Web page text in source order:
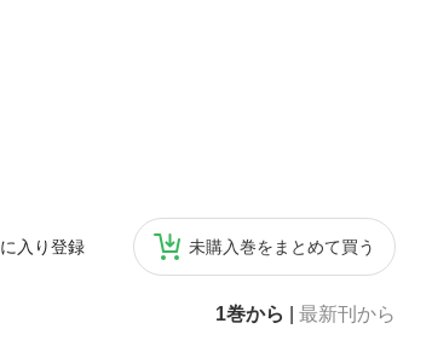
入り登録 未購入巻をまとめて買う
1巻から 最新刊から